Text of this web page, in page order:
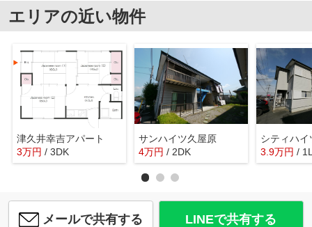
エリアの近い物件
津久井幸吉アパート
3万円 / 3DK
サンハイツ久屋原
4万円 / 2DK
シティハイ
3.9万円 /
メールで共有する LINEで共有する